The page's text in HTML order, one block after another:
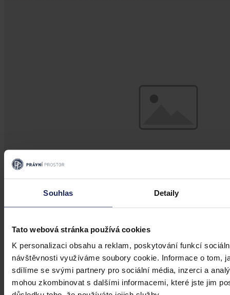
Souhlas Detaily
Tato webová stránka používá cookies
K personalizaci obsahu a reklam, poskytování funkcí
návštěvnosti využíváme soubory cookie. Informace o tom,
sdílíme se svými partnery pro sociální média, inzerci a
mohou zkombinovat s dalšími informacemi, které jste jim
Novela nařízení Brusel I
Od 10. ledna 2015 se aplikují nová pravidla ohledně příslušnosti,
uznávání a výkonu soudních rozhodnutí v občanských a
obchodních věcech.